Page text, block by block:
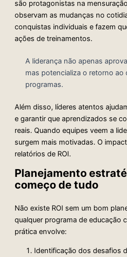
são protagonistas na
observam as mudanças no
conquistas individuais e fazem
ações de treinamentos.
A liderança não apenas
mas potencializa o retorno ao
programas.
Além disso, líderes atentos
e garantir que aprendizados se
reais. Quando equipes veem a
surgem mais motivadas. O
relatórios de ROI.
Planejamento
começo de tudo
Não existe ROI sem um bom
qualquer programa de educação
prática envolve:
Identificação dos desafios